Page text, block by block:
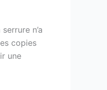
n’a
copies
une